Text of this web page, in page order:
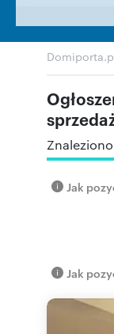
Znaleziono
Jak
Jak